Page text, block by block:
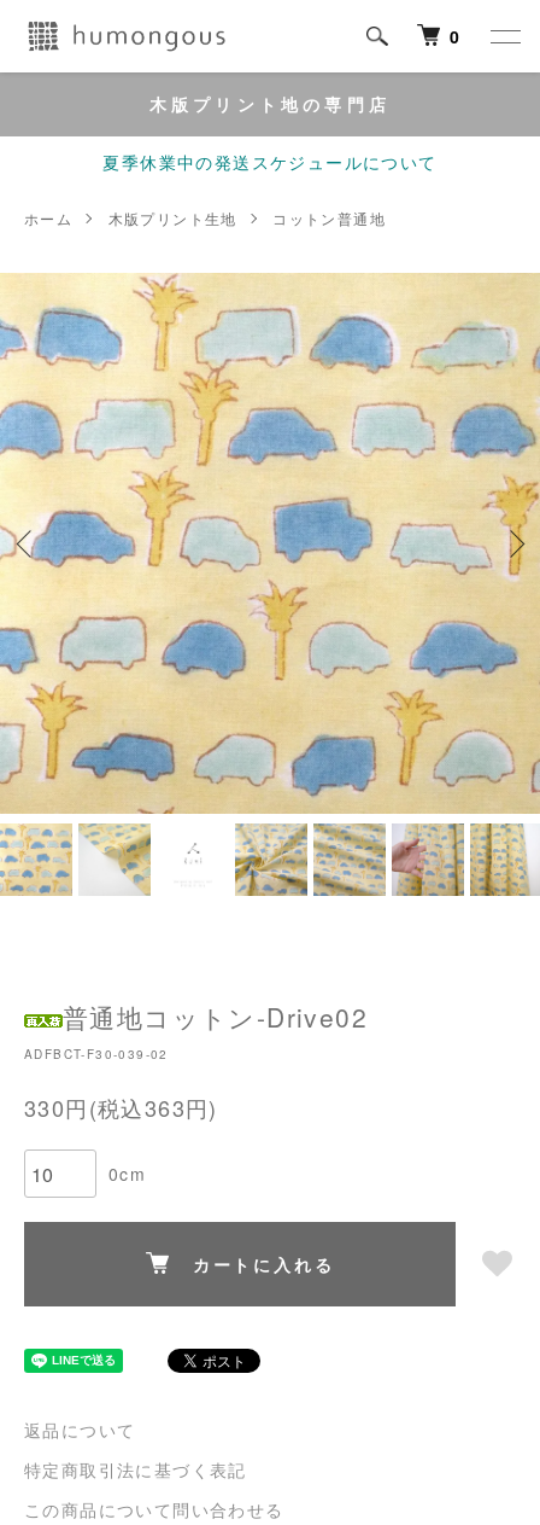
0
木版プリント地の専門店
夏季休業中の発送スケジュールについて
ホーム 木版プリント生地 コットン普通地
普通地コットン-Drive02
ADFBCT-F30-039-02
330円(税込363円)
0cm
カートに入れる
返品について
特定商取引法に基づく表記
この商品について問い合わせる